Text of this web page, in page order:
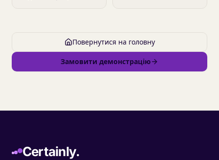
Повернутися на головну
Замовити демонстрацію
Certainly.